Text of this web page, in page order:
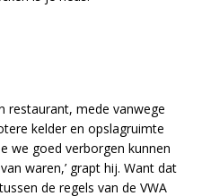
restaurant, mede vanwege
kelder en opslagruimte
we goed verborgen kunnen
waren,’ grapt hij. Want dat
de regels van de VWA